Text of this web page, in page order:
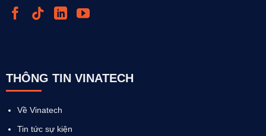
THÔNG TIN VINATECH
Về Vinatech
Tin tức sự kiện